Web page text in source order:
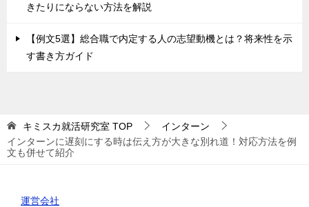
きたりにならない方法を解説
【例文5選】総合職で内定する人の志望動機とは？将来性を示
す書き方ガイド
キミスカ就活研究室 TOP
インターン
インターンに遅刻にする時は伝え方が大きな別れ道！対応方法を例
文も併せて紹介
運営会社